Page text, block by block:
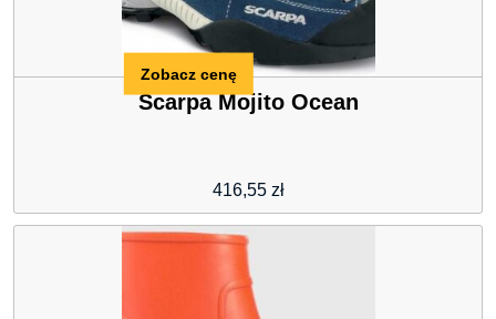
Scarpa Mojito Ocean
416,55 zł
Zobacz cenę